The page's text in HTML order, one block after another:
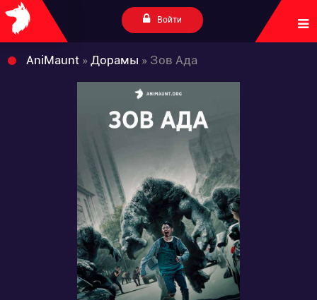
Войти
AniMaunt » Дорамы » Зов Ада